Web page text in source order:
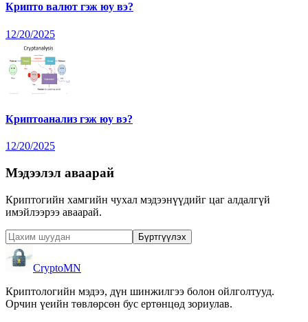
Крипто валют гэж юу вэ?
12/20/2025
Криптоанализ гэж юу вэ?
12/20/2025
Мэдээлэл аваарай
Криптогийн хамгийн чухал мэдээнүүдийг цаг алдалгүй
имэйлээрээ аваарай.
Бүртгүүлэх
CryptoMN
Криптологийн мэдээ, дүн шинжилгээ болон ойлголтууд.
Орчин үеийн төвлөрсөн бус ертөнцөд зориулав.